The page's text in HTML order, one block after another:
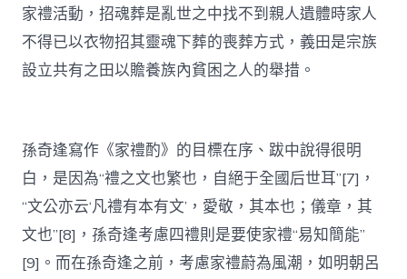
家禮活動，招魂葬是亂世之中找不到親人遺體時家人
不得已以衣物招其靈魂下葬的喪葬方式，義田是宗族
設立共有之田以贍養族內貧困之人的舉措。
孫奇逢寫作《家禮酌》的目標在序、跋中說得很明
白，是因為“禮之文也繁也，自絕于全國后世耳”[7]，
“文公亦云‘凡禮有本有文’，愛敬，其本也；儀章，其
文也”[8]，孫奇逢考慮四禮則是要使家禮“易知簡能”
[9]。而在孫奇逢之前，考慮家禮蔚為風潮，如明朝呂